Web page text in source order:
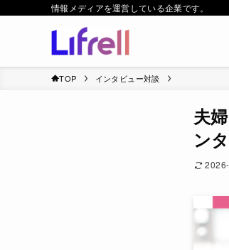
情報メディアを運営している企業です。
TOP インタビュー対談
夫
ン